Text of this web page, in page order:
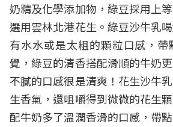
奶精及化學添加物，綠豆採用上
選用雲林北港花生。綠豆沙牛乳
有水水或是太粗的顆粒口感，
覺，綠豆的清香搭配滑順的牛奶
不膩的口感很是清爽！花生沙牛
生香氣，還咀嚼得到微微的花生
配牛奶多了溫潤香滑的口感，帶